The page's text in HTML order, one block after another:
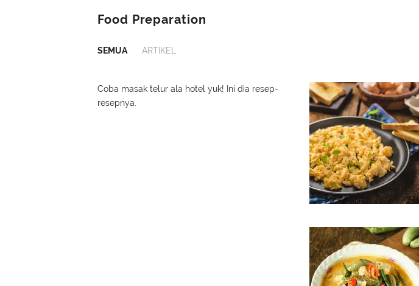
Food Preparation
SEMUA ARTIKEL
Coba masak telur ala hotel yuk! Ini dia resep-
resepnya.